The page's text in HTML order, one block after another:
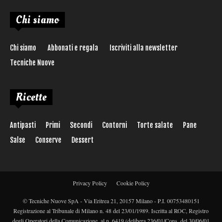
Chi siamo
Chi siamo Abbonati e regala
Iscriviti alla newsletter
Tecniche Nuove
Ricette
Antipasti Primi Secondi Contorni Torte salate
Pane
Salse
Conserve Dessert
Privacy Policy Cookie Policy
© Tecniche Nuove SpA - Via Eritrea 21, 20157 Milano - P.I. 00753480151
Registrazione al Tribunale di Milano n. 48 del 23/01/1989. Iscritta al ROC, Registro
degli Operatori della Comunicazione, al n. 6419 (delibera 236/01/Cons. del 30/06/01